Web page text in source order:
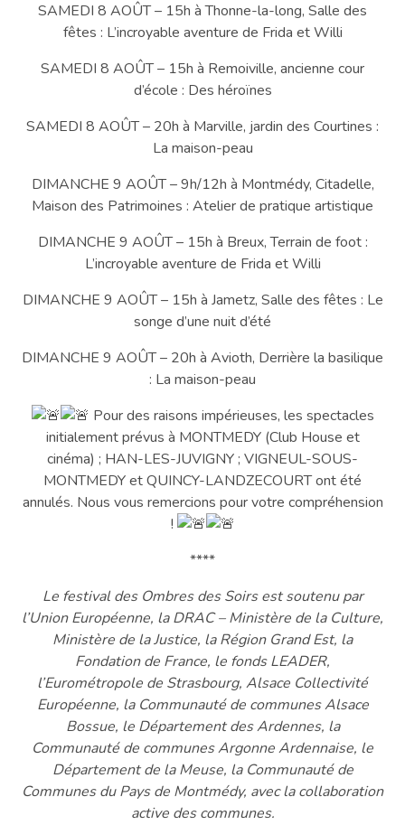
SAMEDI 8 AOÛT – 15h à Thonne-la-long, Salle des
fêtes : L’incroyable aventure de Frida et Willi
SAMEDI 8 AOÛT – 15h à Remoiville, ancienne cour
d’école : Des héroïnes
SAMEDI 8 AOÛT – 20h à Marville, jardin des Courtines :
La maison-peau
DIMANCHE 9 AOÛT – 9h/12h à Montmédy, Citadelle,
Maison des Patrimoines : Atelier de pratique artistique
DIMANCHE 9 AOÛT – 15h à Breux, Terrain de foot :
L’incroyable aventure de Frida et Willi
DIMANCHE 9 AOÛT – 15h à Jametz, Salle des fêtes : Le
songe d’une nuit d’été
DIMANCHE 9 AOÛT – 20h à Avioth, Derrière la basilique
: La maison-peau
Pour des raisons impérieuses, les spectacles
initialement prévus à MONTMEDY (Club House et
cinéma) ; HAN-LES-JUVIGNY ; VIGNEUL-SOUS-
MONTMEDY et QUINCY-LANDZECOURT ont été
annulés. Nous vous remercions pour votre compréhension
!
****
Le festival des Ombres des Soirs est soutenu par
l’Union Européenne, la DRAC – Ministère de la Culture,
Ministère de la Justice, la Région Grand Est, la
Fondation de France, le fonds LEADER,
l’Eurométropole de Strasbourg, Alsace Collectivité
Européenne, la Communauté de communes Alsace
Bossue, le Département des Ardennes, la
Communauté de communes Argonne Ardennaise, le
Département de la Meuse, la Communauté de
Communes du Pays de Montmédy, avec la collaboration
active des communes.